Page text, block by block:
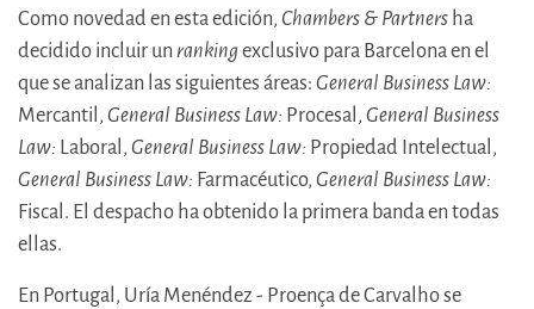
Como novedad en esta edición, Chambers & Partners ha
decidido incluir un ranking exclusivo para Barcelona en el
que se analizan las siguientes áreas: General Business Law:
Mercantil, General Business Law: Procesal, General Business
Law: Laboral, General Business Law: Propiedad Intelectual,
General Business Law: Farmacéutico, General Business Law:
Fiscal. El despacho ha obtenido la primera banda en todas
ellas.
En Portugal, Uría Menéndez - Proença de Carvalho se